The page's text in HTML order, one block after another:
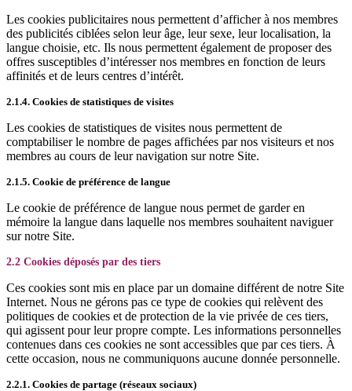
Les cookies publicitaires nous permettent d’afficher à nos membres
des publicités ciblées selon leur âge, leur sexe, leur localisation, la
langue choisie, etc. Ils nous permettent également de proposer des
offres susceptibles d’intéresser nos membres en fonction de leurs
affinités et de leurs centres d’intérêt.
2.1.4. Cookies de statistiques de visites
Les cookies de statistiques de visites nous permettent de
comptabiliser le nombre de pages affichées par nos visiteurs et nos
membres au cours de leur navigation sur notre Site.
2.1.5. Cookie de préférence de langue
Le cookie de préférence de langue nous permet de garder en
mémoire la langue dans laquelle nos membres souhaitent naviguer
sur notre Site.
2.2 Cookies déposés par des tiers
Ces cookies sont mis en place par un domaine différent de notre Site
Internet. Nous ne gérons pas ce type de cookies qui relèvent des
politiques de cookies et de protection de la vie privée de ces tiers,
qui agissent pour leur propre compte. Les informations personnelles
contenues dans ces cookies ne sont accessibles que par ces tiers. À
cette occasion, nous ne communiquons aucune donnée personnelle.
2.2.1. Cookies de partage (réseaux sociaux)